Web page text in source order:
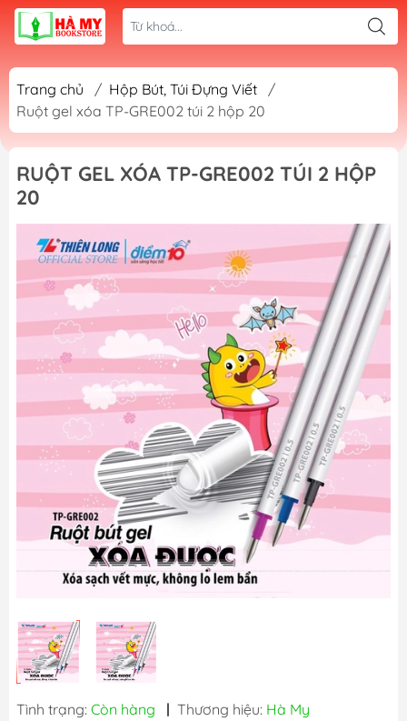
Trang chủ / Hộp Bút, Túi Đựng Viết
/
Ruột gel xóa TP-GRE002 túi 2 hộp 20
RUỘT GEL XÓA TP-GRE002 TÚI 2 HỘP
20
Tình trạng: Còn hàng | Thương hiệu: Hà My